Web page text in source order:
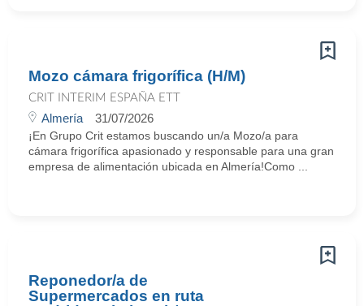
Mozo cámara frigorífica (H/M)
CRIT INTERIM ESPAÑA ETT
Almería 31/07/2026
¡En Grupo Crit estamos buscando un/a Mozo/a para
cámara frigorífica apasionado y responsable para una gran
empresa de alimentación ubicada en Almería!Como ...
Reponedor/a de
Supermercados en ruta